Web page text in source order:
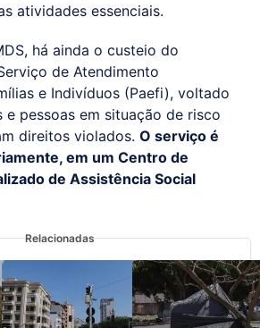
atividades essenciais.
há ainda o custeio do
de Atendimento
e Indivíduos (Paefi), voltado
e pessoas em situação de risco
direitos violados. O serviço é
em um Centro de
de Assistência Social
Relacionadas